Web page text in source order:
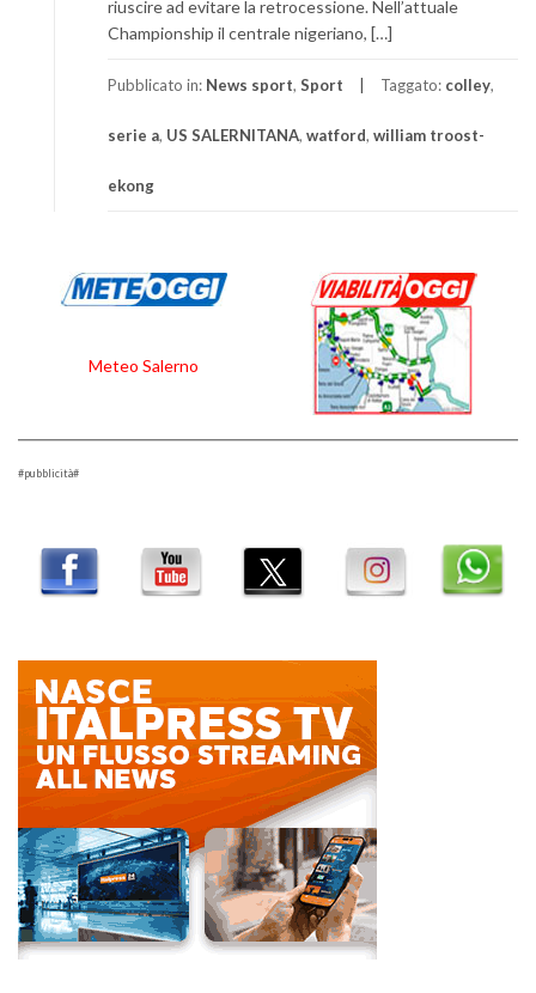
riuscire ad evitare la retrocessione. Nell’attuale
Championship il centrale nigeriano, […]
Pubblicato in: News sport, Sport Taggato: colley,
serie a, US SALERNITANA, watford, william troost-
ekong
Meteo Salerno
#pubblicità#